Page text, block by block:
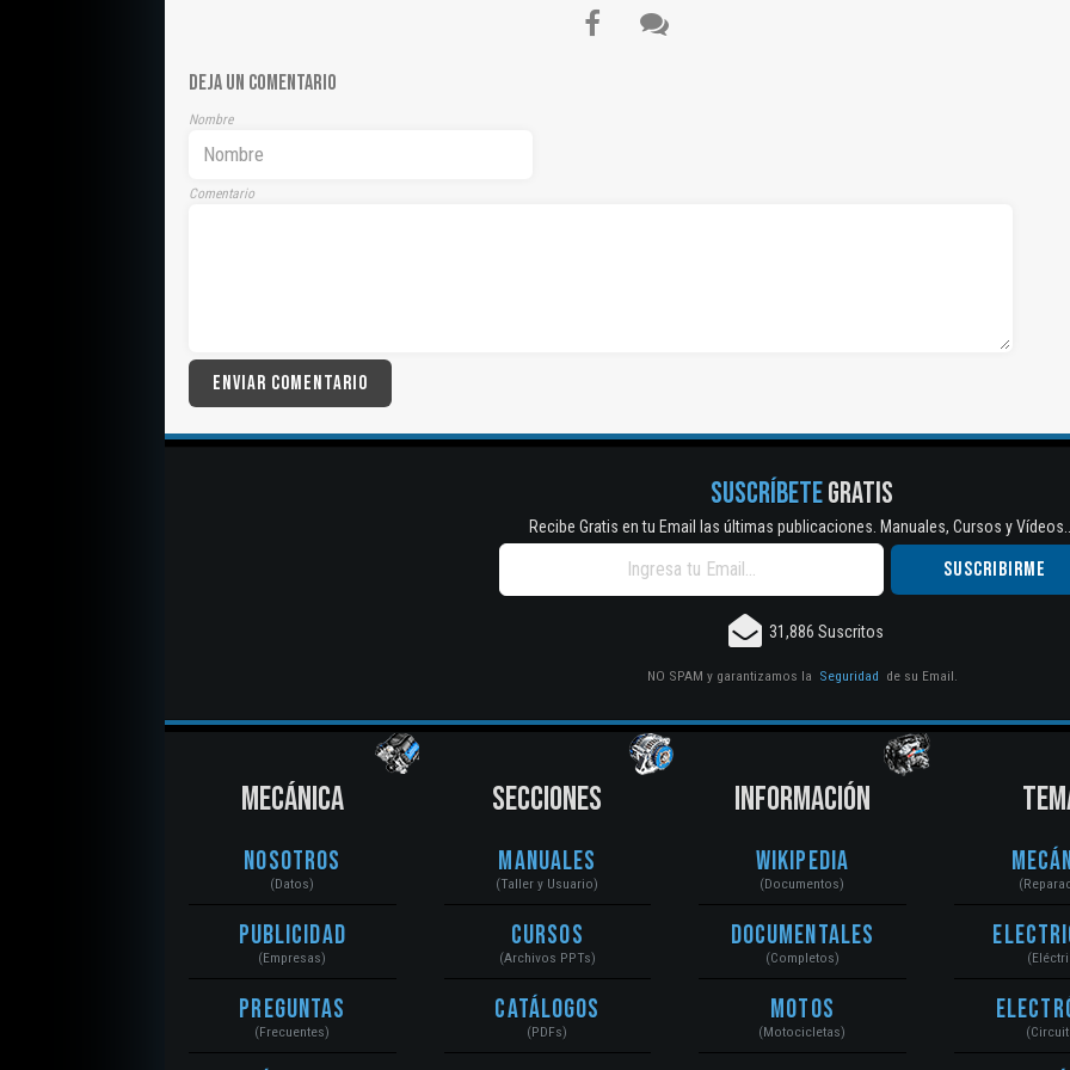
DEJA UN COMENTARIO
Nombre
Comentario
SUSCRÍBETEGRATIS
Recibe Gratis en tu Email las últimas publicaciones. Manuales, Cursos y
31,886 Suscritos
NO SPAM y garantizamos la Seguridad de su Email.
MECÁNICA
Nosotros
(Datos)
Publicidad
(Empresas)
Preguntas
(Frecuentes)
SECCIONES
Manuales
(Taller y Usuario)
Cursos
(Archivos PPTs)
Catálogos
(PDFs)
INFORMACIÓN
Wikipedia
(Documentos)
Documentales
(Completos)
Motos
(Motocicletas)